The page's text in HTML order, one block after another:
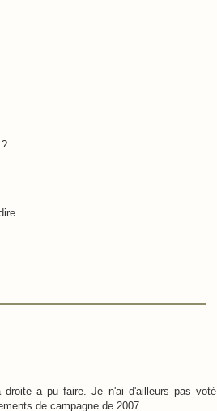
a pu faire. Je n'ai d'ailleurs pas voté
de campagne de 2007.